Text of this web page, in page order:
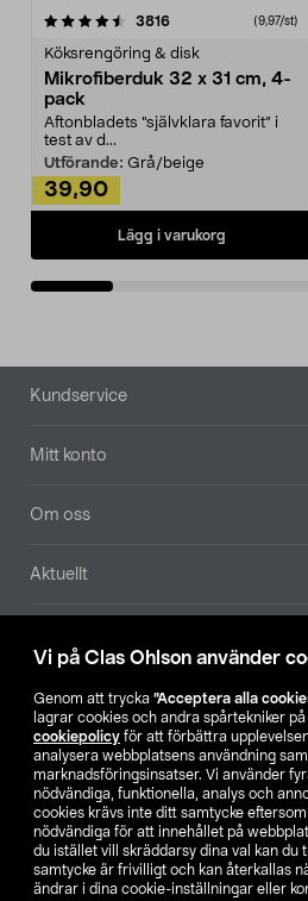
Vi på Clas Ohlson använder
Genom att trycka ”Acceptera alla
lagrar cookies och andra spårtekniker
cookiepolicy för att förbättra
analysera webbplatsens användning
marknadsföringsinsatser. Vi använder
nödvändiga, funktionella, analys och
cookies krävs inte ditt samtycke
nödvändiga för att innehållet på
du istället vill skräddarsy dina val kan du
samtycke är frivilligt och kan återkallas
ändrar i dina cookie-inställningar eller
3816recensioner (9,97/st)
Köksrengöring & disk
Mikrofiberduk 32 x 31 cm, 4-
pack
Aftonbladets "självklara favorit” i
test av d...
Utförande: Grå/beige
39,90
Lägg i varukorg
4.0av 5 stjärnor
Sidfot
Kundservice
Mitt konto
Om oss
Aktuellt
Hitta
SE NO